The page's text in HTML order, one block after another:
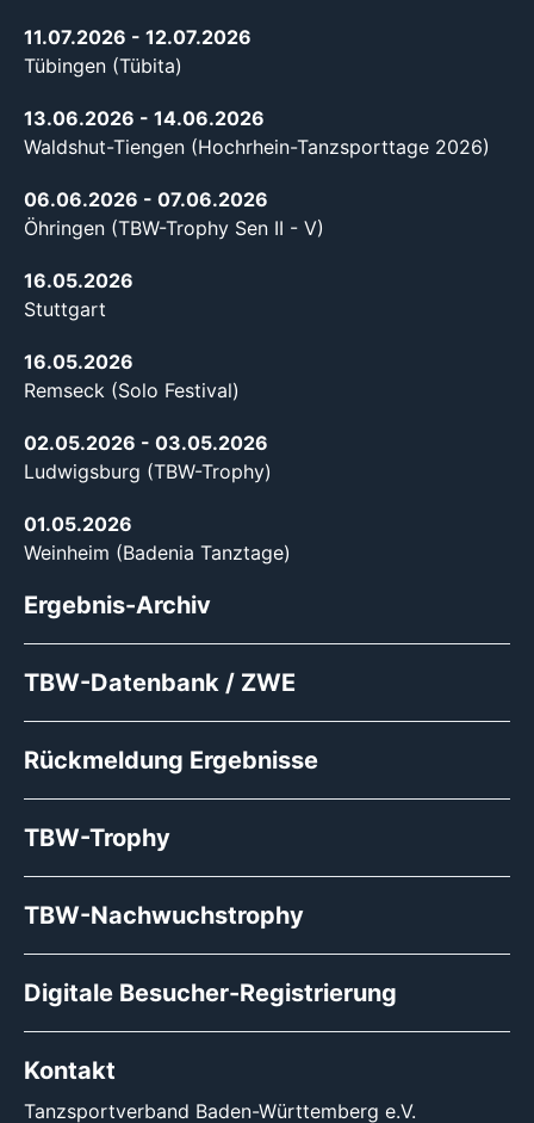
11.07.2026 - 12.07.2026
Tübingen (Tübita)
13.06.2026 - 14.06.2026
Waldshut-Tiengen (Hochrhein-Tanzsporttage 2026)
06.06.2026 - 07.06.2026
Öhringen (TBW-Trophy Sen II - V)
16.05.2026
Stuttgart
16.05.2026
Remseck (Solo Festival)
02.05.2026 - 03.05.2026
Ludwigsburg (TBW-Trophy)
01.05.2026
Weinheim (Badenia Tanztage)
Ergebnis-Archiv
TBW-Datenbank / ZWE
Rückmeldung Ergebnisse
TBW-Trophy
TBW-Nachwuchstrophy
Digitale Besucher-Registrierung
Kontakt
Tanzsportverband Baden-Württemberg e.V.